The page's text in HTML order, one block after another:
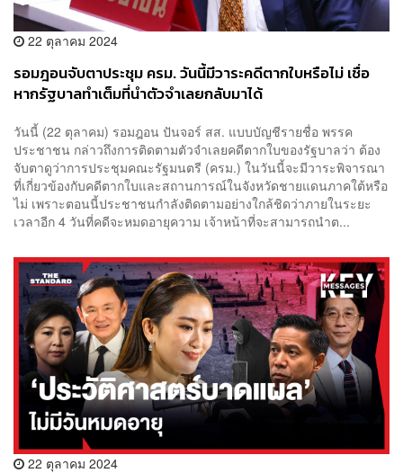
22 ตุลาคม 2024
รอมฎอนจับตาประชุม ครม. วันนี้มีวาระคดีตากใบหรือไม่ เชื่อ
หากรัฐบาลทำเต็มที่นำตัวจำเลยกลับมาได้
วันนี้ (22 ตุลาคม) รอมฎอน ปันจอร์ สส. แบบบัญชีรายชื่อ พรรค
ประชาชน กล่าวถึงการติดตามตัวจำเลยคดีตากใบของรัฐบาลว่า ต้อง
จับตาดูว่าการประชุมคณะรัฐมนตรี (ครม.) ในวันนี้จะมีวาระพิจารณา
ที่เกี่ยวข้องกับคดีตากใบและสถานการณ์ในจังหวัดชายแดนภาคใต้หรือ
ไม่ เพราะตอนนี้ประชาชนกำลังติดตามอย่างใกล้ชิดว่าภายในระยะ
เวลาอีก 4 วันที่คดีจะหมดอายุความ เจ้าหน้าที่จะสามารถนำต...
22 ตุลาคม 2024